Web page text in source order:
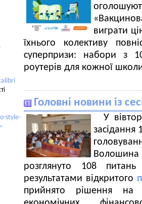
style-
виграти
їхнього колективу
суперпризи: набори з
роутерів для кожної
Головні новини із
У
засідання
Волошина
розглянуто 108
результатами відкритого
прийнято рішення на